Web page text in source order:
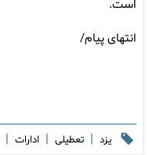
است.
انتهای پیام/
یزد | تعطیلی | ادارات |